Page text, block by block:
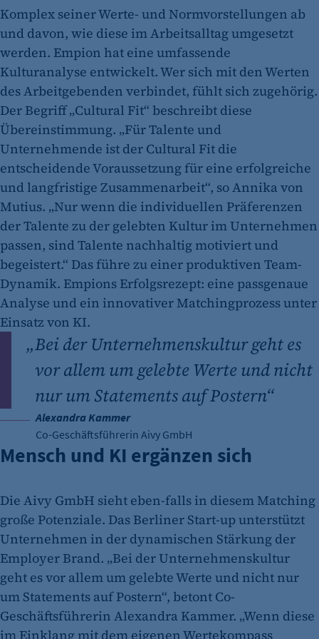
Komplex seiner Werte- und Normvorstellungen ab
und davon, wie diese im Arbeitsalltag umgesetzt
werden. Empion hat eine umfassende
Kulturanalyse entwickelt. Wer sich mit den Werten
des Arbeitgebenden verbindet, fühlt sich zugehörig.
Der Begriff „Cultural Fit“ beschreibt diese
Übereinstimmung. „Für Talente und
Unternehmende ist der Cultural Fit die
entscheidende Voraussetzung für eine erfolgreiche
und langfristige Zusammenarbeit“, so Annika von
Mutius. „Nur wenn die individuellen Präferenzen
der Talente zu der gelebten Kultur im Unternehmen
passen, sind Talente nachhaltig motiviert und
begeistert.“ Das führe zu einer produktiven Team-
Dynamik. Empions Erfolgsrezept: eine passgenaue
Analyse und ein innovativer Matchingprozess unter
Einsatz von KI.
„Bei der Unternehmenskultur geht es
vor allem um gelebte Werte und nicht
nur um Statements auf Postern“
Alexandra Kammer
Co-Geschäftsführerin Aivy GmbH
Mensch und KI ergänzen sich
Die Aivy GmbH sieht eben-falls in diesem Matching
große Potenziale. Das Berliner Start-up unterstützt
Unternehmen in der dynamischen Stärkung der
Employer Brand. „Bei der Unternehmenskultur
geht es vor allem um gelebte Werte und nicht nur
um Statements auf Postern“, betont Co-
Geschäftsführerin Alexandra Kammer. „Wenn diese
im Einklang mit dem eigenen Wertekompass